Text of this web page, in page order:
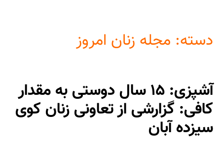
دسته: مجله زنان امروز
آشپزی: ۱۵ سال دوستی به مقدار
کافی: گزارشی از تعاونی زنان کوی
سیزده آبان